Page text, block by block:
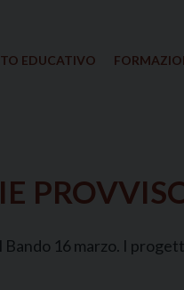
EDUCATIVO
16 marzo. I